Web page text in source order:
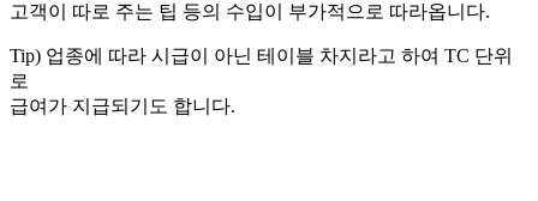
고객이 따로 주는 팁 등의 수입이 부가적으로 따라옵니다.
Tip) 업종에 따라 시급이 아닌 테이블 차지라고 하여 TC 단위
로
급여가 지급되기도 합니다.